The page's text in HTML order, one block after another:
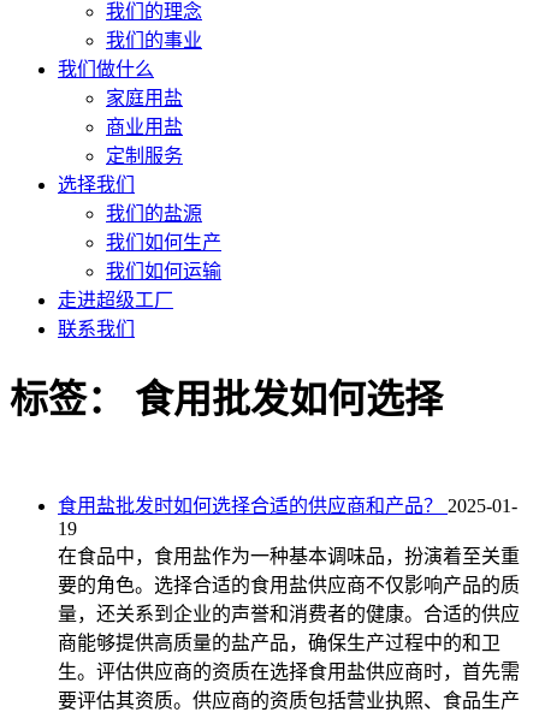
我们的理念
我们的事业
我们做什么
家庭用盐
商业用盐
定制服务
选择我们
我们的盐源
我们如何生产
我们如何运输
走进超级工厂
联系我们
标签： 食用批发如何选择
食用盐批发时如何选择合适的供应商和产品？
2025-01-
19
在食品中，食用盐作为一种基本调味品，扮演着至关重
要的角色。选择合适的食用盐供应商不仅影响产品的质
量，还关系到企业的声誉和消费者的健康。合适的供应
商能够提供高质量的盐产品，确保生产过程中的和卫
生。评估供应商的资质在选择食用盐供应商时，首先需
要评估其资质。供应商的资质包括营业执照、食品生产